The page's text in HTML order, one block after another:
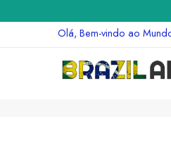
Olá, Bem-vindo ao